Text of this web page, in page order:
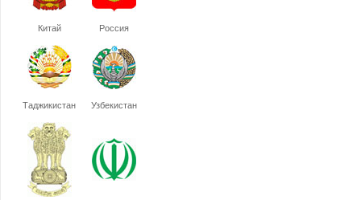
Китай Россия
Таджикистан Узбекистан